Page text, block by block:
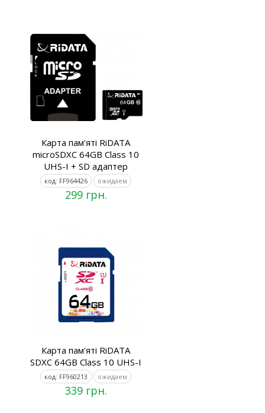
Карта пам'яті RiDATA
microSDXC 64GB Class 10
UHS-I + SD адаптер
код: FF964426 ожидаем
299 грн.
Карта пам'яті RiDATA
SDXC 64GB Class 10 UHS-I
код: FF960213 ожидаем
339 грн.